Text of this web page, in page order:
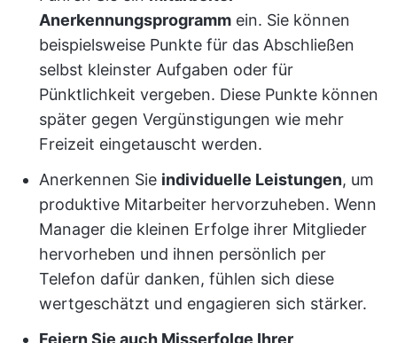
Anerkennungsprogramm ein. Sie können
beispielsweise Punkte für das Abschließen
selbst kleinster Aufgaben oder für
Pünktlichkeit vergeben. Diese Punkte können
später gegen Vergünstigungen wie mehr
Freizeit eingetauscht werden.
Anerkennen Sie individuelle Leistungen, um
produktive Mitarbeiter hervorzuheben. Wenn
Manager die kleinen Erfolge ihrer Mitglieder
hervorheben und ihnen persönlich per
Telefon dafür danken, fühlen sich diese
wertgeschätzt und engagieren sich stärker.
Feiern Sie auch Misserfolge Ihrer